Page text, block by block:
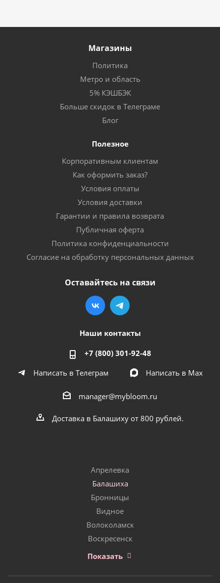
Магазины
Политика
Метро и область
5% КЭШБЭК
Больше скидок в Телеграме
Блог
Полезное
Корпоративным клиентам
Как оформить заказ?
Условия оплаты
Условия доставки
Гарантии и правила возврата
Публичная оферта
Политика конфиденциальности
Согласие на обработку персональных данных
Оставайтесь на связи
Наши контакты
+7 (800) 301-92-48
Написать в Телеграм
Написать в Мах
manager@mybloom.ru
Доставка в Балашиху от 800 рублей.
Апрелевка
Балашиха
Бронницы
Видное
Волоколамск
Воскресенск
Показать